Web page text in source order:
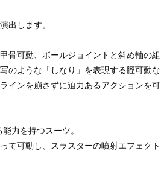
出します。
骨可動、ボールジョイントと斜め軸の組
のような「しなり」を表現する脛可動な
インを崩さずに迫力あるアクションを可
力を持つスーツ。
て可動し、スラスターの噴射エフェクト